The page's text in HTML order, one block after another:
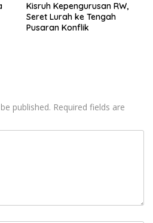
Kisruh Kepengurusan RW,
Seret Lurah ke Tengah
Pusaran Konflik
published. Required fields are